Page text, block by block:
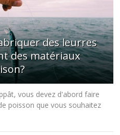
des leurres
des matériaux
vous devez d'abord faire
poisson que vous souhaitez